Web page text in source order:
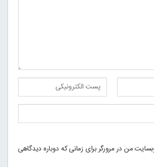
من در مرورگر برای زمانی که دوباره دیدگاهی